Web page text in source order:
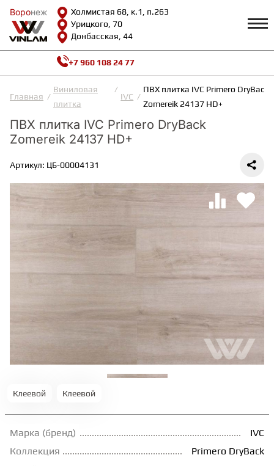
Воронеж
Холмистая 68, к.1, п.263
Урицкого, 70
Донбасская, 44
Воронеж
КАТАЛОГ Профиль
Возврат и гарантии
Сотрудничество
Видеообзоры
Как выбрать
Калькулятор
Контакты
ВИНИЛОВАЯ ПЛИТКА
ЛАМИНАТ
ИНЖЕНЕРНАЯ ДОСКА
ПАРКЕТНАЯ ДОСКА
КОВРОВАЯ ПЛИТКА
МОДУЛЬНЫЕ ПВХ
+7 960 108 24 77
Главная
Виниловая
плитка
IVC
ПВХ плитка IVC Primero DryBack
Zomereik 24137 HD+
ПВХ плитка IVC Primero DryBack
Zomereik 24137 HD+
Артикул: ЦБ-00004131
Клеевой Клеевой
Марка (бренд)
IVC
Коллекция
Primero DryBack